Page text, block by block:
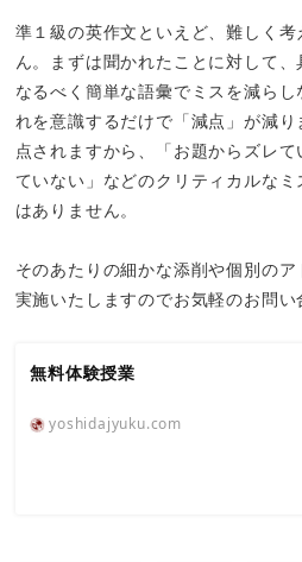
準１級の英作文といえど、難しく
ん。まずは聞かれたことに対して、
なるべく簡単な語彙でミスを減ら
れを意識するだけで「減点」が減
点されますから、「お題からズレ
ていない」などのクリティカルな
はありません。
そのあたりの細かな添削や個別の
実施いたしますのでお気軽のお問い
無料体験授業
yoshidajyuku.com